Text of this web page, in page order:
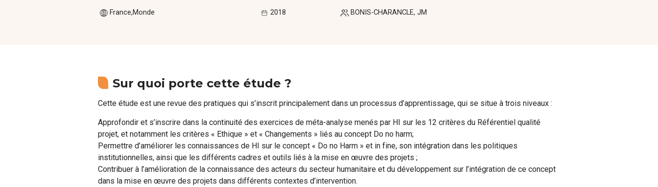
France Monde 2018 BONIS-CHARANCLE, JM
Sur quoi porte cette étude ?
Cette étude est une revue des pratiques qui s’inscrit principalement dans un processus d’apprentissage, qui se situe à trois niveaux :
Approfondir et s’inscrire dans la continuité des exercices de méta-analyse menés par HI sur les 12 critères du Référentiel qualité
projet, et notamment les critères « Ethique » et « Changements » liés au concept Do no harm;
Permettre d’améliorer les connaissances de HI sur le concept « Do no Harm » et in fine, son intégration dans les politiques
institutionnelles, ainsi que les différents cadres et outils liés à la mise en œuvre des projets ;
Contribuer à l’amélioration de la connaissance des acteurs du secteur humanitaire et du développement sur l’intégration de ce concept
dans la mise en œuvre des projets dans différents contextes d’intervention.